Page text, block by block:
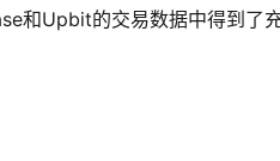
和Upbit的交易数据中得到了